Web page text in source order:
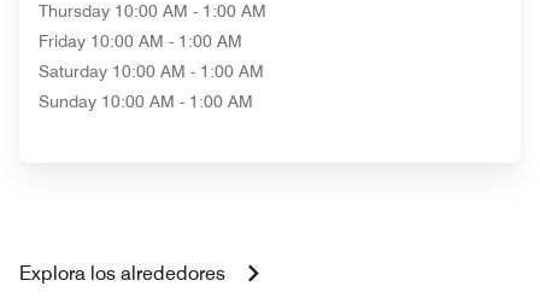
Thursday 10:00 AM - 1:00 AM
Friday 10:00 AM - 1:00 AM
Saturday 10:00 AM - 1:00 AM
Sunday 10:00 AM - 1:00 AM
Explora los alrededores